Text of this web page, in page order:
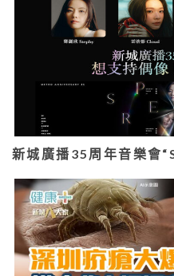
新城廣播35周年音樂